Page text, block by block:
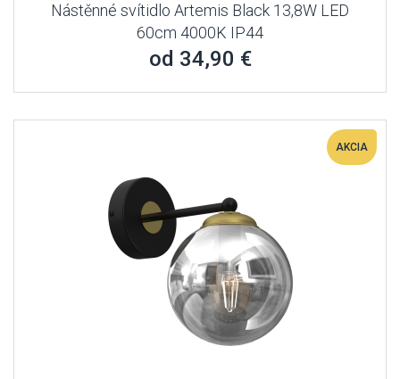
Nástěnné svítidlo Artemis Black 13,8W LED
60cm 4000K IP44
od 34,90 €
AKCIA